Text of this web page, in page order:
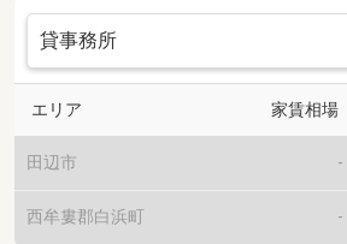
エリア 家賃相場
田辺市 -
西牟婁郡白浜町 -